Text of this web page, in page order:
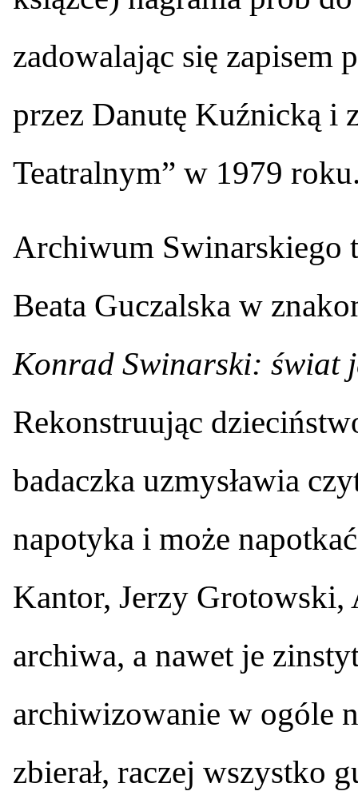
zadowalając się zapisem
przez Danutę Kuźnicką i
Teatralnym” w 1979
Archiwum Swinarskiego
Beata Guczalska w
Konrad Swinarski: świat
Rekonstruując
badaczka uzmysławia
napotyka i może
Kantor, Jerzy Grotowski,
archiwa, a nawet je
archiwizowanie w ogóle
zbierał, raczej wszystko